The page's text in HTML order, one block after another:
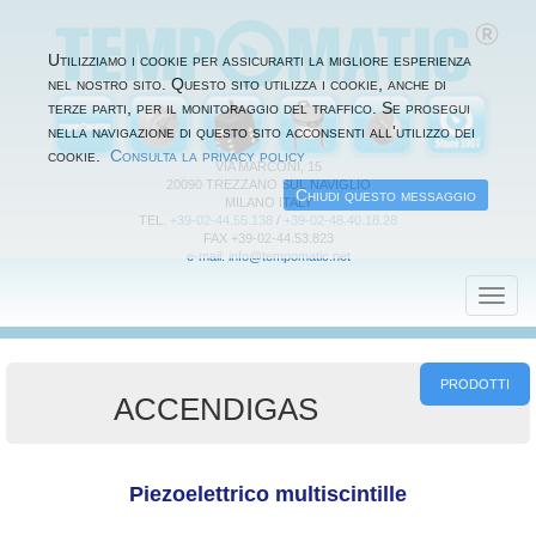
VIA MARCONI, 15
20090 TREZZANO SUL NAVIGLIO
MILANO ITALY
TEL. +39-02-44.55.138 / +39-02-48.40.18.28
FAX +39-02-44.53.823
e-mail: info@tempomatic.net
PRODOTTI
ACCENDIGAS
Piezoelettrico multiscintille
Utilizziamo i cookie per assicurarti la migliore esperienza
nel nostro sito. Questo sito utilizza i cookie, anche di
terze parti, per il monitoraggio del traffico. Se prosegui
nella navigazione di questo sito acconsenti all'utilizzo dei
cookie. Consulta la privacy policy
Chiudi questo messaggio